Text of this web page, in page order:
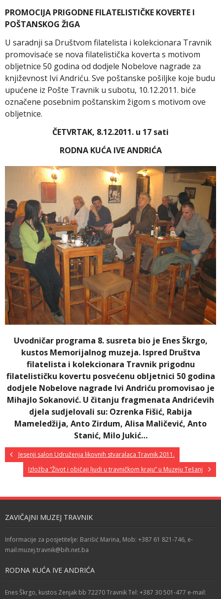
PROMOCIJA PRIGODNE FILATELISTIČKE KOVERTE I
POŠTANSKOG ŽIGA
U saradnji sa Društvom filatelista i kolekcionara Travnik
promovisaće se nova filatelistička koverta s motivom
obljetnice 50 godina od dodjele Nobelove nagrade za
književnost Ivi Andriću. Sve poštanske pošiljke koje budu
upućene iz Pošte Travnik u subotu, 10.12.2011. biće
označene posebnim poštanskim žigom s motivom ove
obljetnice.
ČETVRTAK, 8.12.2011. u 17 sati
RODNA KUĆA IVE ANDRIĆA
Uvodničar programa 8. susreta bio je Enes Škrgo,
kustos Memorijalnog muzeja. Ispred Društva
filatelista i kolekcionara Travnik prigodnu
filatelističku kovertu posvećenu obljetnici 50 godina
dodjele Nobelove nagrade Ivi Andriću promovisao je
Mihajlo Sokanović. U čitanju fragmenata Andrićevih
djela sudjelovali su: Ozrenka Fišić, Rabija
Mameledžija, Anto Zirdum, Alisa Maličević, Anto
Stanić, Milo Jukić…
Jesenji salon Udruženja likovnih stvaralaca Travnik 2011.
Izložba “Život i običaji ljudi u travničkom kraju” u Muzeju Tešanj
ZAVIČAJNI MUZEJ TRAVNIK
Informacije za posjetitelje: Barišić Marina, Mob: +387 61 821-746, e-
mail:muzej.travnik@bih.net.ba
RODNA KUĆA IVE ANDRIĆA
Enes Škrgo, kustos Zenjak bb 72270 Travnik Tel: +387 30 501-477 e-mail: